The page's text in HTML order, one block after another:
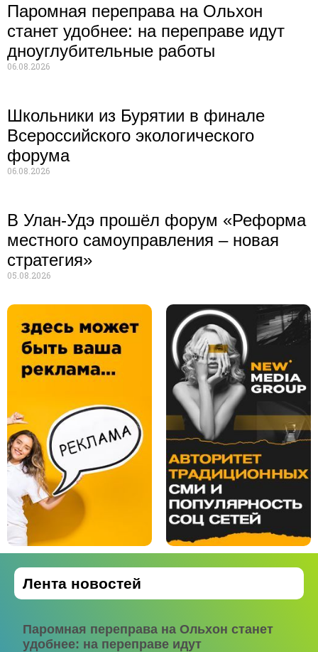
Паромная переправа на Ольхон
станет удобнее: на переправе идут
дноуглубительные работы
06.08.2026
Школьники из Бурятии в финале
Всероссийского экологического
форума
06.08.2026
В Улан-Удэ прошёл форум «Реформа
местного самоуправления – новая
стратегия»
05.08.2026
Лента новостей
Паромная переправа на Ольхон станет
удобнее: на переправе идут